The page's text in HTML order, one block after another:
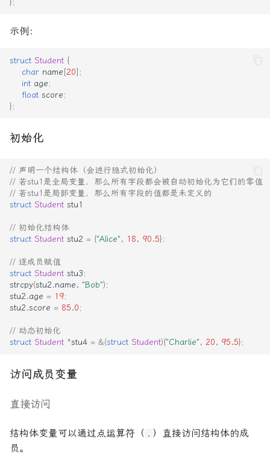
示例：
struct Student {
char name [20];
int age;
float score;
};
初始化
// 声明一个结构体（会进行隐式初始化）
// 若stu1是全局变量，那么所有字段都会被自动初始化为它们的零值
// 若stu1是局部变量，那么所有字段的值都是未定义的
struct Student stu1
// 初始化结构体
struct Student stu2 = {"Alice", 18, 90.5};
// 逐成员赋值
struct Student stu3;
strcpy(stu2.name, "Bob");
stu2.age = 19;
stu2.score = 85.0;
// 动态初始化
struct Student *stu4 = &(struct Student){"Charlie", 20, 95.5};
访问成员变量
直接访问
结构体变量可以通过点运算符（ . ）直接访问结构体的成
员。